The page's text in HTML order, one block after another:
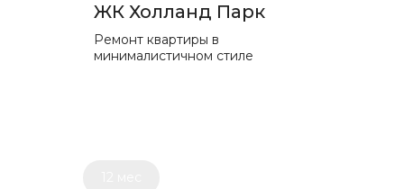
ЖК Холланд Парк
Ремонт квартиры в
минималистичном стиле